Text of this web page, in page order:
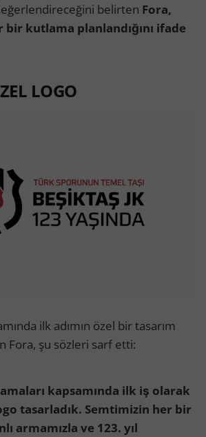
belirten Fora,
bir kutlama planlandığını ifade
LOGO
ilk adımın özel bir tasarım
Fora, şu sözleri sarf etti:
kapsamında ilk iş olarak
tasarladık. Semtimizin her bir
armamızla ve 123. yıl